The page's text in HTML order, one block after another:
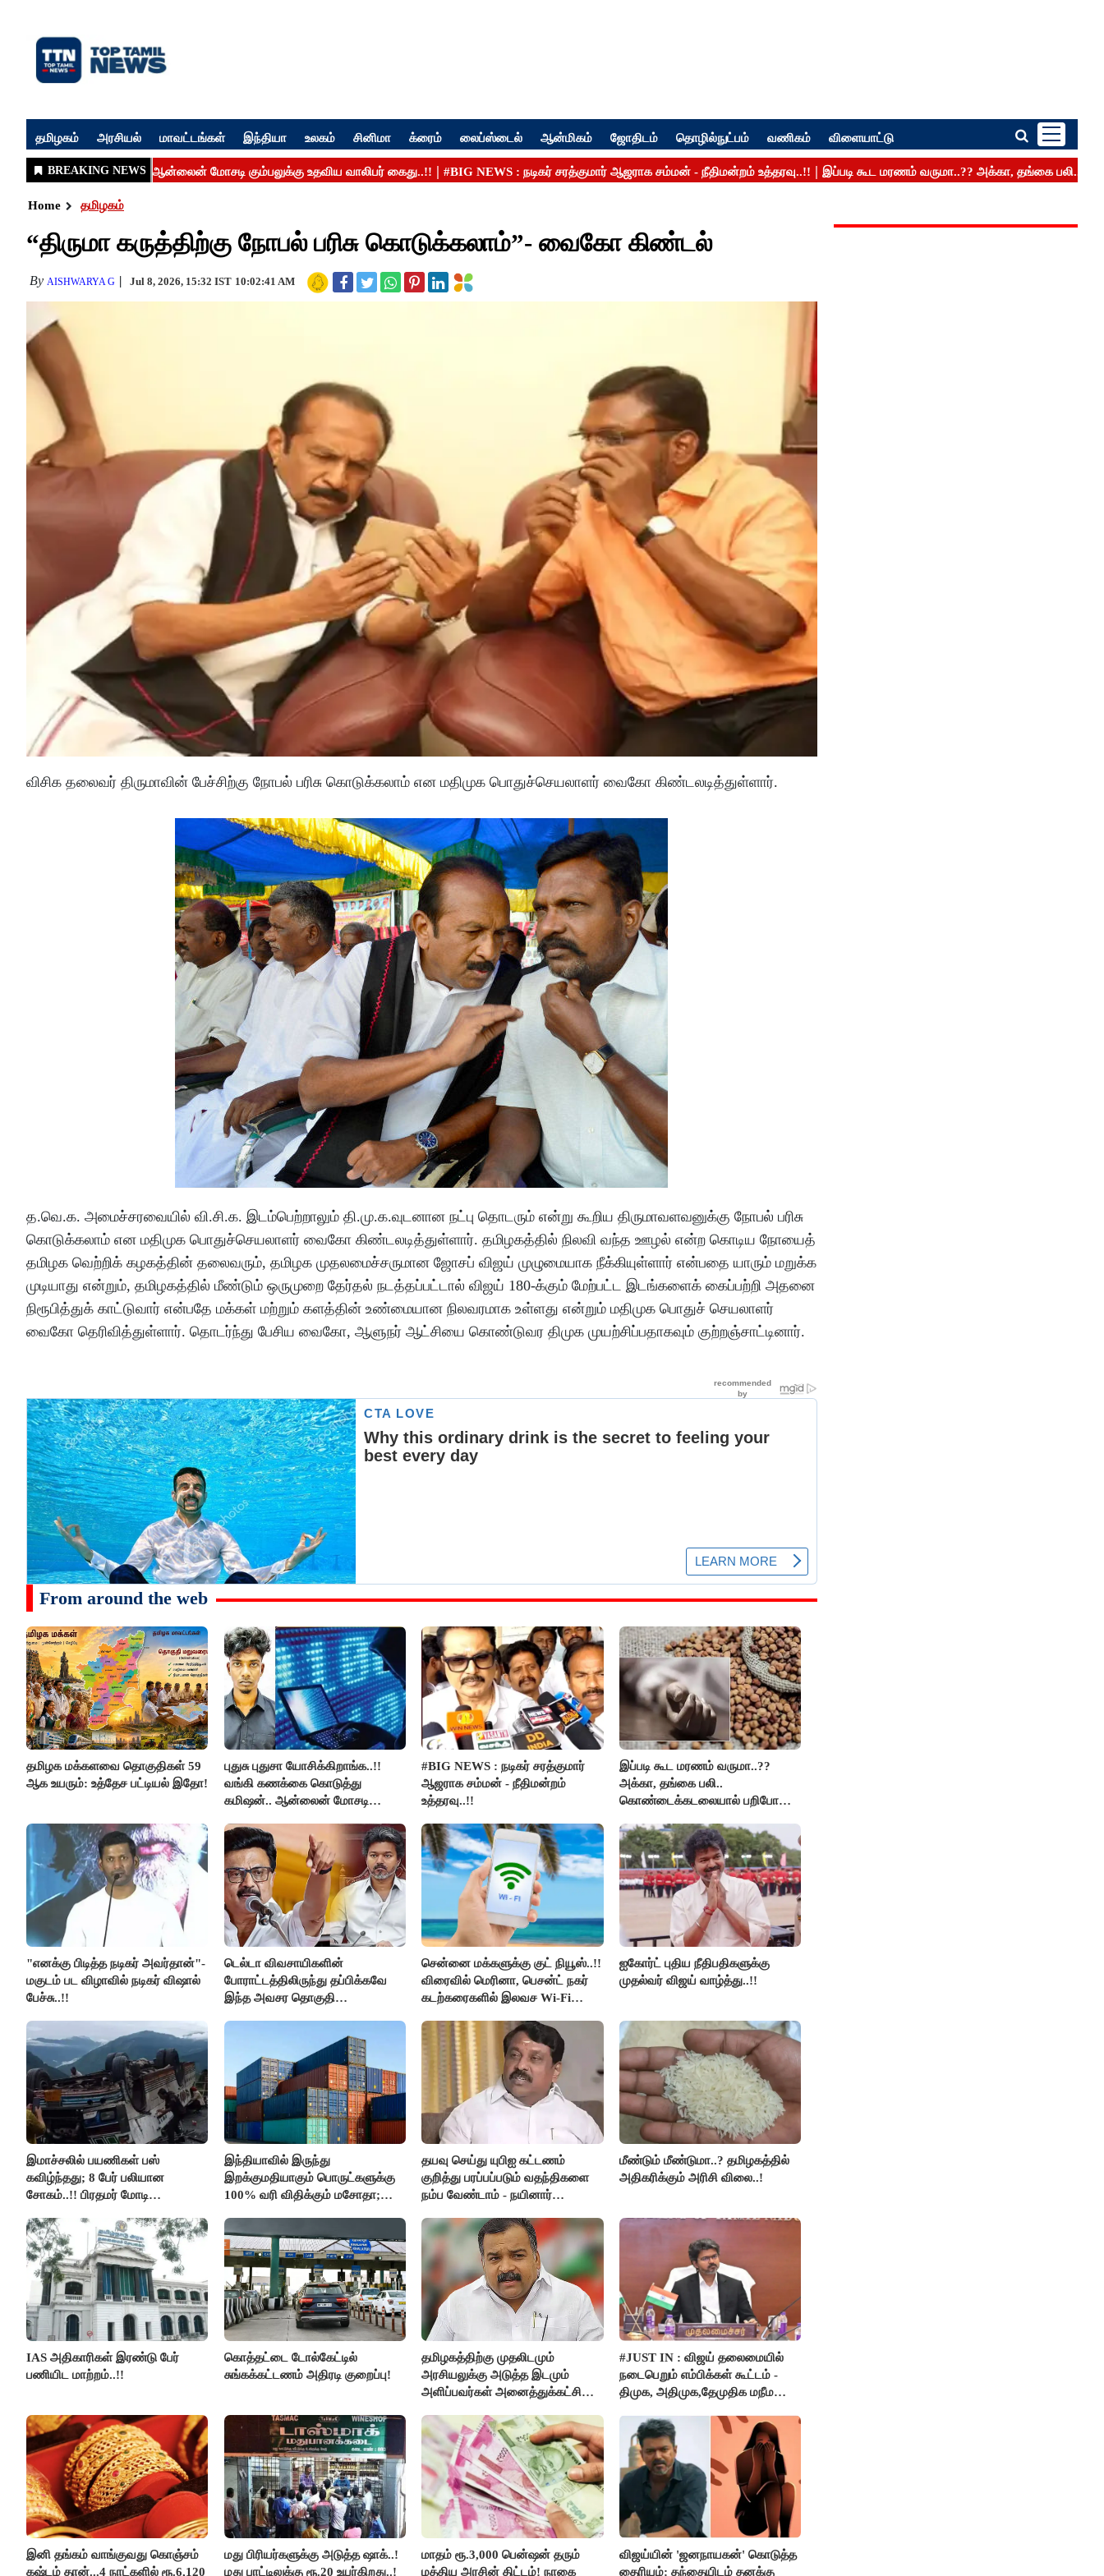
தமிழகம் அரசியல் மாவட்டங்கள் இந்தியா உலகம் சினிமா க்ரைம் லைப்ஸ்டைல் ஆன்மிகம் ஜோதிடம் தொழில்நுட்பம் வணிகம் விளையாட்டு
Home தமிழகம்
“திருமா கருத்திற்கு நோபல் பரிசு கொடுக்கலாம்”- வைகோ கிண்டல்
By AISHWARYA G Jul 8, 2026, 15:32 IST 10:02:41 AM
விசிக தலைவர் திருமாவின் பேச்சிற்கு நோபல் பரிசு கொடுக்கலாம் என மதிமுக பொதுச்செயலாளர் வைகோ கிண்டலடித்துள்ளார்.
த.வெ.க. அமைச்சரவையில் வி.சி.க. இடம்பெற்றாலும் தி.மு.க.வுடனான நட்பு தொடரும் என்று கூறிய திருமாவளவனுக்கு நோபல் பரிசு
கொடுக்கலாம் என மதிமுக பொதுச்செயலாளர் வைகோ கிண்டலடித்துள்ளார். தமிழகத்தில் நிலவி வந்த ஊழல் என்ற கொடிய நோயைத்
தமிழக வெற்றிக் கழகத்தின் தலைவரும், தமிழக முதலமைச்சருமான ஜோசப் விஜய் முழுமையாக நீக்கியுள்ளார் என்பதை யாரும் மறுக்க
முடியாது என்றும், தமிழகத்தில் மீண்டும் ஒருமுறை தேர்தல் நடத்தப்பட்டால் விஜய் 180-க்கும் மேற்பட்ட இடங்களைக் கைப்பற்றி அதனை
நிரூபித்துக் காட்டுவார் என்பதே மக்கள் மற்றும் களத்தின் உண்மையான நிலவரமாக உள்ளது என்றும் மதிமுக பொதுச் செயலாளர்
வைகோ தெரிவித்துள்ளார். தொடர்ந்து பேசிய வைகோ, ஆளுநர் ஆட்சியை கொண்டுவர திமுக முயற்சிப்பதாகவும் குற்றஞ்சாட்டினார்.
From around the web
தமிழக மக்களவை தொகுதிகள் 59
ஆக உயரும்: உத்தேச பட்டியல் இதோ!
புதுசு புதுசா யோசிக்கிறாங்க..!!
வங்கி கணக்கை கொடுத்து
கமிஷன்.. ஆன்லைன் மோசடி
கைது..!!
#BIG NEWS : நடிகர் சரத்குமார்
ஆஜராக சம்மன் - நீதிமன்றம்
உத்தரவு..!!
இப்படி கூட மரணம் வருமா..??
அக்கா, தங்கை பலி..
கொண்டைக்கடலையால் பறிபோன
"எனக்கு பிடித்த நடிகர் அவர்தான்"-
மகுடம் பட விழாவில் நடிகர் விஷால்
பேச்சு..!!
டெல்டா விவசாயிகளின்
போராட்டத்திலிருந்து தப்பிக்கவே
இந்த அவசர தொகுதி
சென்னை மக்களுக்கு குட் நியூஸ்..!!
விரைவில் மெரினா, பெசன்ட் நகர்
கடற்கரைகளில் இலவச Wi-Fi
ஐகோர்ட் புதிய நீதிபதிகளுக்கு
முதல்வர் விஜய் வாழ்த்து..!!
இமாச்சலில் பயணிகள் பஸ்
கவிழ்ந்தது; 8 பேர் பலியான
சோகம்..!! பிரதமர் மோடி
இந்தியாவில் இருந்து
இறக்குமதியாகும் பொருட்களுக்கு
100% வரி விதிக்கும் மசோதா;
தயவு செய்து யுபிஐ கட்டணம்
குறித்து பரப்பப்படும் வதந்திகளை
நம்ப வேண்டாம் - நயினார்
மீண்டும் மீண்டுமா..? தமிழகத்தில்
அதிகரிக்கும் அரிசி விலை..!
IAS அதிகாரிகள் இரண்டு பேர்
பணியிட மாற்றம்..!!
கொத்தட்டை டோல்கேட்டில்
சுங்கக்கட்டணம் அதிரடி குறைப்பு!
தமிழகத்திற்கு முதலிடமும்
அரசியலுக்கு அடுத்த இடமும்
அளிப்பவர்கள் அனைத்துக்கட்சி
- மாணிக்கம் தாகூர்..!!
#JUST IN : விஜய் தலைமையில்
நடைபெறும் எம்பிக்கள் கூட்டம் -
திமுக, அதிமுக,தேமுதிக மநீம
இனி தங்கம் வாங்குவது கொஞ்சம்
கஷ்டம் தான்...4 நாட்களில் ரூ.6,120
மது பிரியர்களுக்கு அடுத்த ஷாக்..!
மது பாட்டிலுக்கு ரூ.20 உயர்கிறது..!
மாதம் ரூ.3,000 பென்ஷன் தரும்
மத்திய அரசின் திட்டம்! நாகை
விஜய்யின் 'ஜனநாயகன்' கொடுத்த
தைரியம்: தந்தையிடம் தனக்கு